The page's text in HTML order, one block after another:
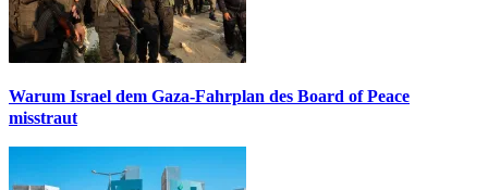
Warum Israel dem Gaza-Fahrplan des Board of Peace
misstraut